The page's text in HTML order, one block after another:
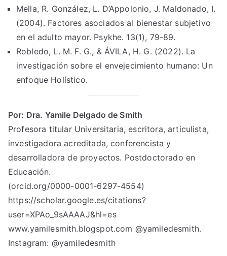
Mella, R. González, L. D’Appolonio, J. Maldonado, I.
(2004). Factores asociados al bienestar subjetivo
en el adulto mayor. Psykhe. 13(1), 79-89.
Robledo, L. M. F. G., & ÁVILA, H. G. (2022). La
investigación sobre el envejecimiento humano: Un
enfoque Holístico.
Por: Dra. Yamile Delgado de Smith
Profesora titular Universitaria, escritora, articulista,
investigadora acreditada, conferencista y
desarrolladora de proyectos. Postdoctorado en
Educación.
(orcid.org/0000-0001-6297-4554)
https://scholar.google.es/citations?
user=XPAo_9sAAAAJ&hl=es
www.yamilesmith.blogspot.com @yamiledesmith.
Instagram: @yamiledesmith